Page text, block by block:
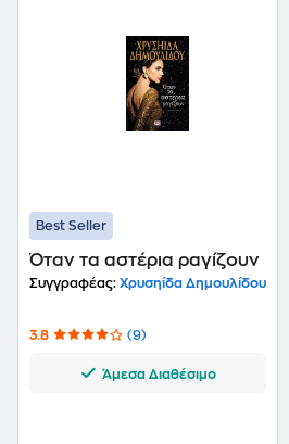
Best Seller
Όταν τα αστέρια ραγίζουν
Συγγραφέας: Χρυσηίδα Δημουλίδου
3.8 (9)
Άμεσα Διαθέσιμο